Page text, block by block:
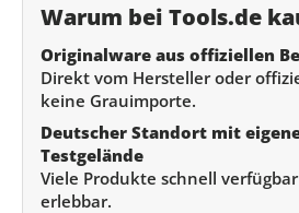
Warum bei Tools.de
Originalware aus offiziellen
Direkt vom Hersteller oder
keine Grauimporte.
Deutscher Standort mit
Testgelände
Viele Produkte schnell
erlebbar.